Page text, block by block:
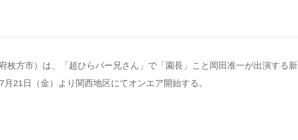
枚方市）は、「超ひらパー兄さん」で「園長」こと岡田准一が出演する新
21日（金）より関西地区にてオンエア開始する。